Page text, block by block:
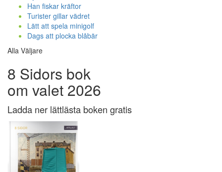
Han fiskar kräftor
Turister gillar vädret
Lätt att spela minigolf
Dags att plocka blåbär
Alla Väljare
8 Sidors bok
om valet 2026
Ladda ner lättlästa boken gratis